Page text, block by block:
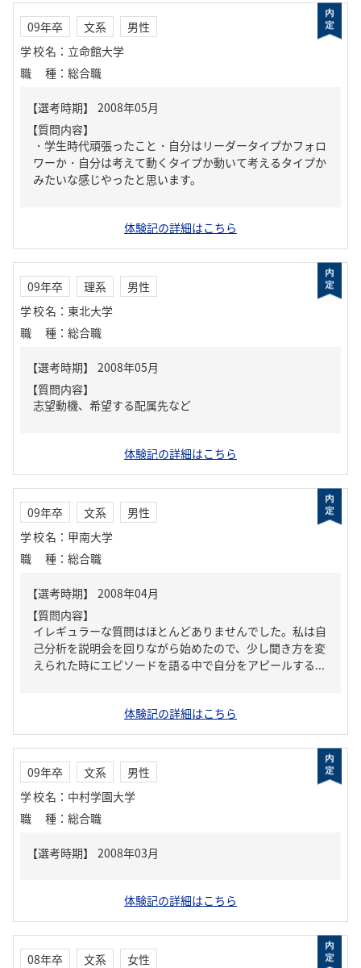
09年卒 文系
男性
学校名 ： 立命館大学
職種 ： 総合職
【質問内容】
・学生時代頑張ったこと・自分はリーダータイプかフォロ
ワーか・自分は考えて動くタイプか動いて考えるタイプか
みたいな感じやったと思います。
体験記の詳細はこちら
09年卒 理系
男性
学校名 ： 東北大学
職種 ： 総合職
【質問内容】
志望動機、希望する配属先など
体験記の詳細はこちら
09年卒 文系
男性
学校名 ： 甲南大学
職種 ： 総合職
【質問内容】
イレギュラーな質問はほとんどありませんでした。私は自
己分析を説明会を回りながら始めたので、少し聞き方を変
えられた時にエピソードを語る中で自分をアピールする...
体験記の詳細はこちら
09年卒 文系
男性
学校名 ： 中村学園大学
職種 ： 総合職
体験記の詳細はこちら
08年卒 文系
女性